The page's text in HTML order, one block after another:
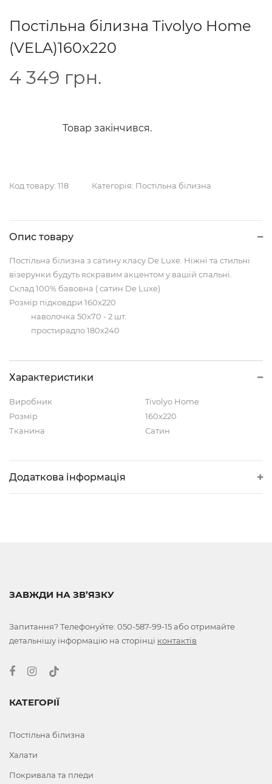
Постільна білизна Tivolyo Home
(VELA)160x220
4 349 грн.
Товар закінчився.
Код товару: 118 Категорія: Постільна білизна
Опис товару
Постільна білизна з сатину класу De Luxe. Ніжні та стильні
візерунки будуть яскравим акцентом у вашій спальні.
Склад 100% бавовна ( сатин De Luxe)
Розмір підковдри 160х220
наволочка 50х70 - 2 шт.
простирадло 180х240
Характеристики
Виробник
Tivolyo Home
Розмір
160x220
Тканина
Сатин
Додаткова інформація
ЗАВЖДИ НА ЗВ’ЯЗКУ
Запитання? Телефонуйте: 050-587-99-15або отримайте
детальнішу інформацію на сторінці контактів
КАТЕГОРІЇ
Постільна білизна
Халати
Покривала та пледи